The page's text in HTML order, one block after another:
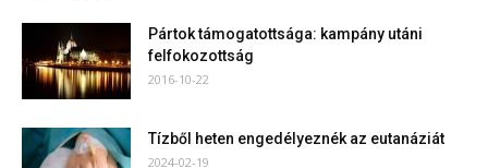
Pártok támogatottsága: kampány utáni
felfokozottság
2016-10-22
Tízből heten engedélyeznék az eutanáziát
2024-02-19